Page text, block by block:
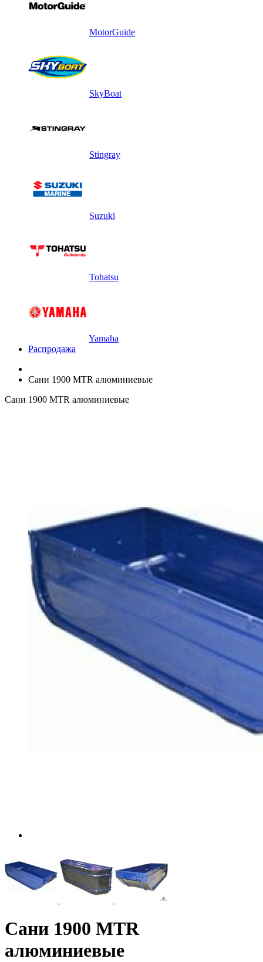
MotorGuide
SkyBoat
Stingray
Suzuki
Tohatsu
Yamaha
Распродажа
Сани 1900 MTR алюминиевые
Сани 1900 MTR алюминиевые
Сани 1900 MTR
алюминиевые